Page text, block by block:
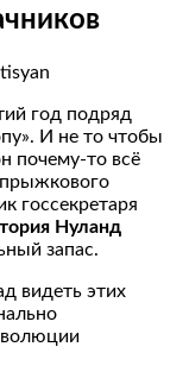
год подряд
И не то чтобы
почему-то всё
госсекретаря
Нуланд
запас.
видеть этих